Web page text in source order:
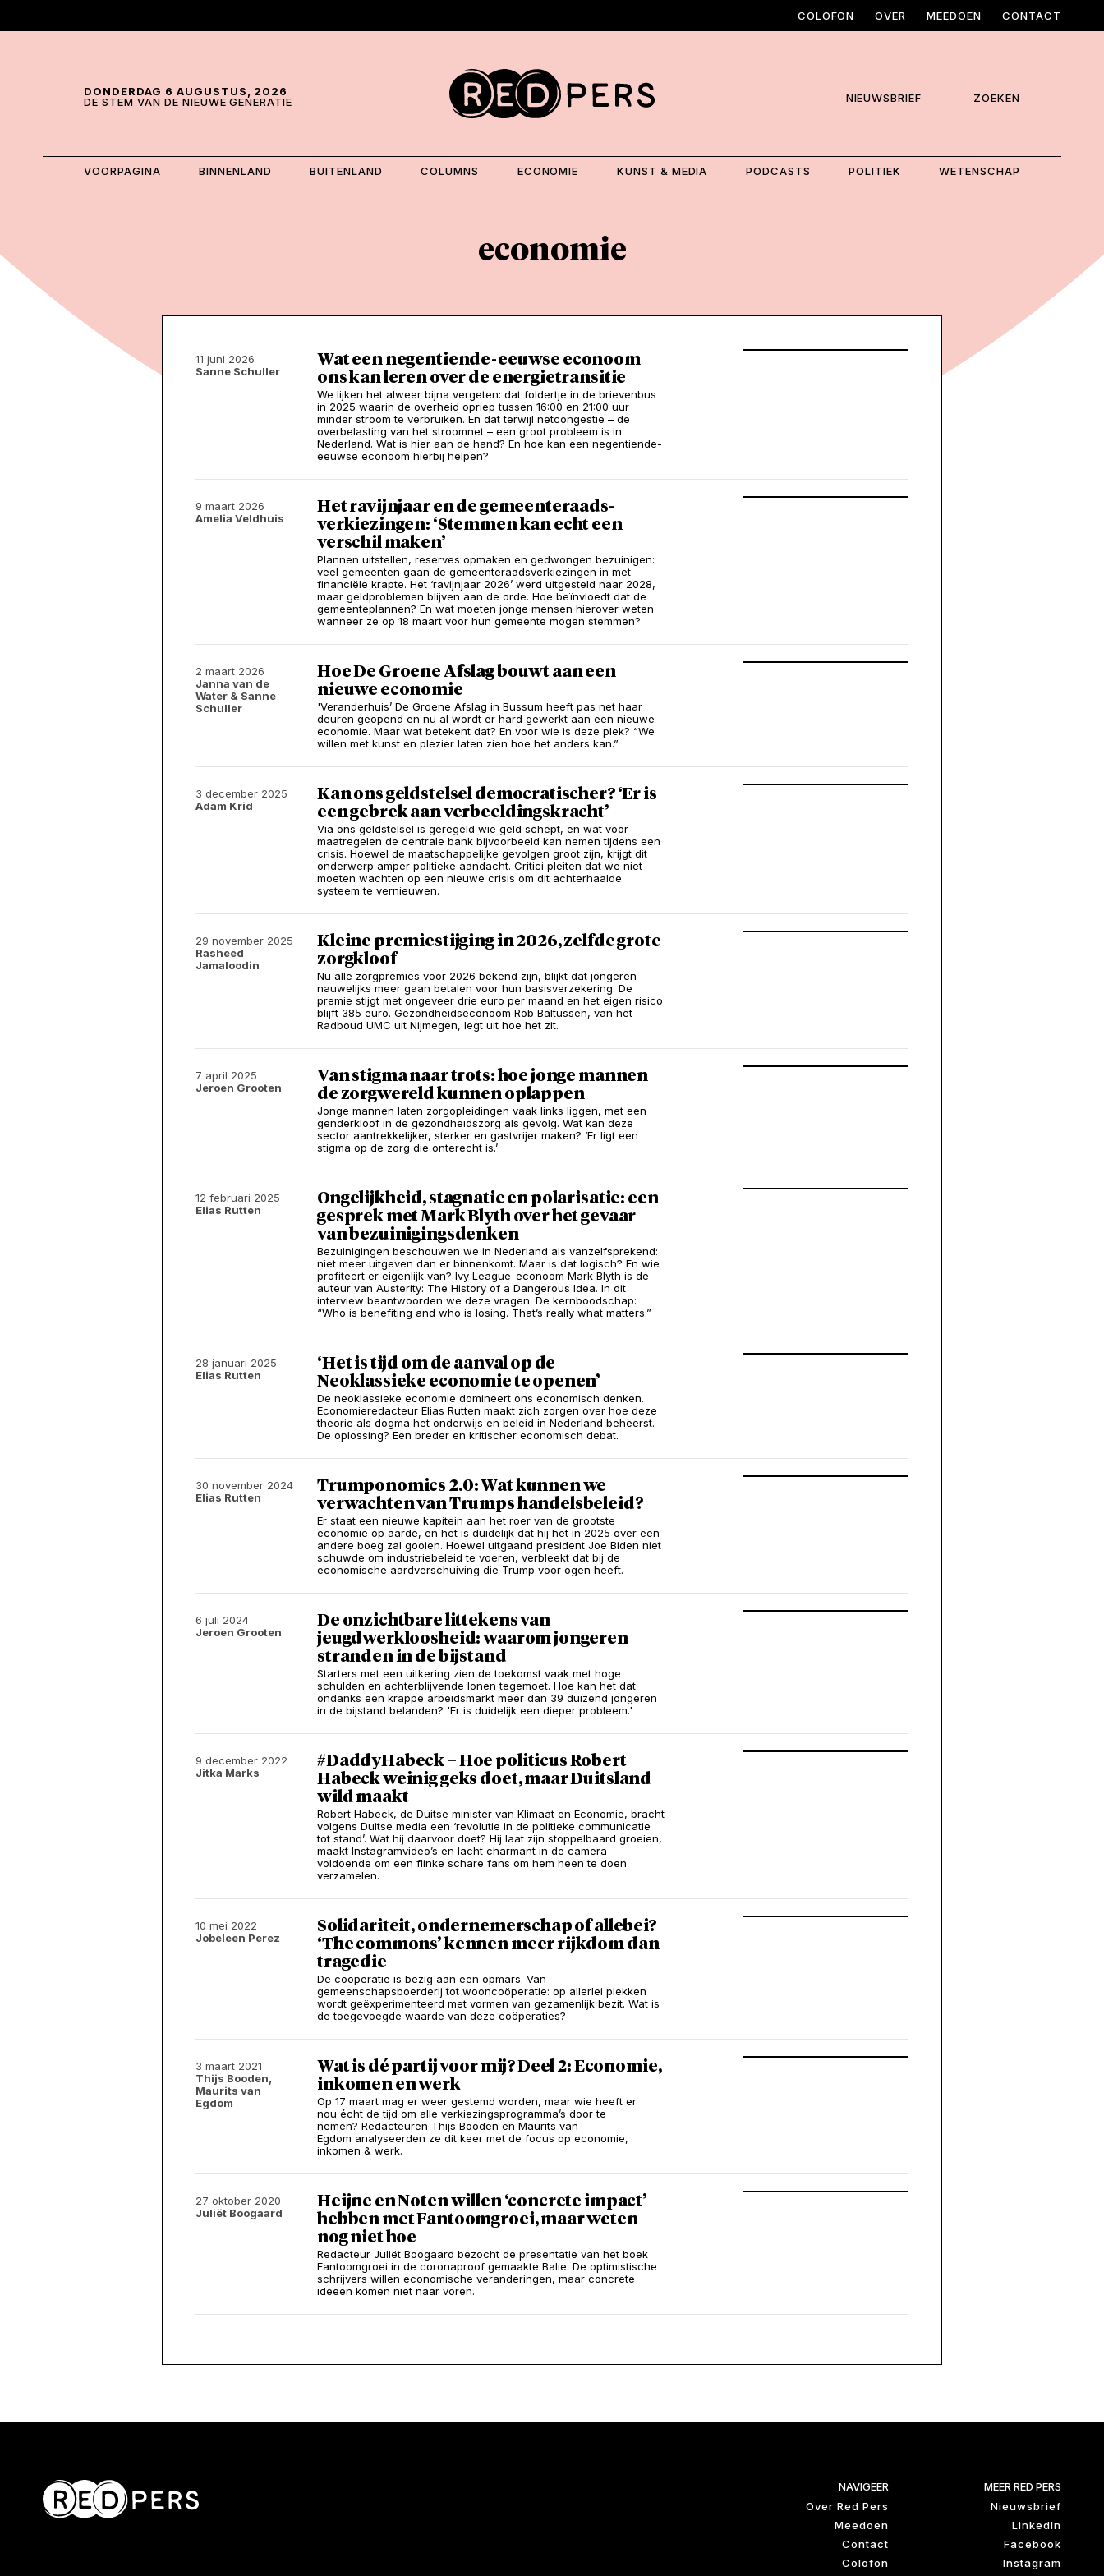
COLOFON OVER MEEDOEN CONTACT
DONDERDAG 6 AUGUSTUS, 2026
DE STEM VAN DE NIEUWE GENERATIE
NIEUWSBRIEF ZOEKEN
VOORPAGINA BINNENLAND BUITENLAND COLUMNS ECONOMIE KUNST & MEDIA PODCASTS POLITIEK WETENSCHAP
economie
11 juni 2026
Sanne Schuller
Wat een negentiende-eeuwse econoom
ons kan leren over de energietransitie
We lijken het alweer bijna vergeten: dat foldertje in de brievenbus
in 2025 waarin de overheid opriep tussen 16:00 en 21:00 uur
minder stroom te verbruiken. En dat terwijl netcongestie – de
overbelasting van het stroomnet – een groot probleem is in
Nederland. Wat is hier aan de hand? En hoe kan een negentiende-
eeuwse econoom hierbij helpen?
9 maart 2026
Amelia Veldhuis
Het ravijnjaar en de gemeenteraads­
verkiezingen: ‘Stemmen kan echt een
verschil maken’
Plannen uitstellen, reserves opmaken en gedwongen bezuinigen:
veel gemeenten gaan de gemeenteraadsverkiezingen in met
financiële krapte. Het ‘ravijnjaar 2026’ werd uitgesteld naar 2028,
maar geldproblemen blijven aan de orde. Hoe beïnvloedt dat de
gemeenteplannen? En wat moeten jonge mensen hierover weten
wanneer ze op 18 maart voor hun gemeente mogen stemmen?
2 maart 2026
Janna van de
Water & Sanne
Schuller
Hoe De Groene Afslag bouwt aan een
nieuwe economie
'Veranderhuis’ De Groene Afslag in Bussum heeft pas net haar
deuren geopend en nu al wordt er hard gewerkt aan een nieuwe
economie. Maar wat betekent dat? En voor wie is deze plek? “We
willen met kunst en plezier laten zien hoe het anders kan.”
3 december 2025
Adam Krid
Kan ons geldstelsel democratischer? ‘Er is
een gebrek aan verbeeldingskracht’
Via ons geldstelsel is geregeld wie geld schept, en wat voor
maatregelen de centrale bank bijvoorbeeld kan nemen tijdens een
crisis. Hoewel de maatschappelijke gevolgen groot zijn, krijgt dit
onderwerp amper politieke aandacht. Critici pleiten dat we niet
moeten wachten op een nieuwe crisis om dit achterhaalde
systeem te vernieuwen.
29 november 2025
Rasheed
Jamaloodin
Kleine premiestijging in 2026, zelfde grote
zorgkloof
Nu alle zorgpremies voor 2026 bekend zijn, blijkt dat jongeren
nauwelijks meer gaan betalen voor hun basisverzekering. De
premie stijgt met ongeveer drie euro per maand en het eigen risico
blijft 385 euro. Gezondheidseconoom Rob Baltussen, van het
Radboud UMC uit Nijmegen, legt uit hoe het zit.
7 april 2025
Jeroen Grooten
Van stigma naar trots: hoe jonge mannen
de zorgwereld kunnen oplappen
Jonge mannen laten zorgopleidingen vaak links liggen, met een
genderkloof in de gezondheidszorg als gevolg. Wat kan deze
sector aantrekkelijker, sterker en gastvrijer maken? ‘Er ligt een
stigma op de zorg die onterecht is.’
12 februari 2025
Elias Rutten
Ongelijkheid, stagnatie en polarisatie: een
gesprek met Mark Blyth over het gevaar
van bezuinigingsdenken
Bezuinigingen beschouwen we in Nederland als vanzelfsprekend:
niet meer uitgeven dan er binnenkomt. Maar is dat logisch? En wie
profiteert er eigenlijk van? Ivy League-econoom Mark Blyth is de
auteur van Austerity: The History of a Dangerous Idea. In dit
interview beantwoorden we deze vragen. De kernboodschap:
“Who is benefiting and who is losing. That’s really what matters.”
28 januari 2025
Elias Rutten
‘Het is tijd om de aanval op de
Neoklassieke economie te openen’
De neoklassieke economie domineert ons economisch denken.
Economieredacteur Elias Rutten maakt zich zorgen over hoe deze
theorie als dogma het onderwijs en beleid in Nederland beheerst.
De oplossing? Een breder en kritischer economisch debat.
30 november 2024
Elias Rutten
Trumponomics 2.0: Wat kunnen we
verwachten van Trumps handelsbeleid?
Er staat een nieuwe kapitein aan het roer van de grootste
economie op aarde, en het is duidelijk dat hij het in 2025 over een
andere boeg zal gooien. Hoewel uitgaand president Joe Biden niet
schuwde om industriebeleid te voeren, verbleekt dat bij de
economische aardverschuiving die Trump voor ogen heeft.
6 juli 2024
Jeroen Grooten
De onzichtbare littekens van
jeugdwerkloosheid: waarom jongeren
stranden in de bijstand
Starters met een uitkering zien de toekomst vaak met hoge
schulden en achterblijvende lonen tegemoet. Hoe kan het dat
ondanks een krappe arbeidsmarkt meer dan 39 duizend jongeren
in de bijstand belanden? 'Er is duidelijk een dieper probleem.'
9 december 2022
Jitka Marks
#DaddyHabeck – Hoe politicus Robert
Habeck weinig geks doet, maar Duitsland
wild maakt
Robert Habeck, de Duitse minister van Klimaat en Economie, bracht
volgens Duitse media een ‘revolutie in de politieke communicatie
tot stand’. Wat hij daarvoor doet? Hij laat zijn stoppelbaard groeien,
maakt Instagramvideo’s en lacht charmant in de camera –
voldoende om een flinke schare fans om hem heen te doen
verzamelen.
10 mei 2022
Jobeleen Perez
Solidariteit, ondernemerschap of allebei?
‘The commons’ kennen meer rijkdom dan
tragedie
De coöperatie is bezig aan een opmars. Van
gemeenschapsboerderij tot wooncoöperatie: op allerlei plekken
wordt geëxperimenteerd met vormen van gezamenlijk bezit. Wat is
de toegevoegde waarde van deze coöperaties?
3 maart 2021
Thijs Booden,
Maurits van
Egdom
Wat is dé partij voor mij? Deel 2: Economie,
inkomen en werk
Op 17 maart mag er weer gestemd worden, maar wie heeft er
nou écht de tijd om alle verkiezingsprogramma’s door te
nemen? Redacteuren Thijs Booden en Maurits van
Egdom analyseerden ze dit keer met de focus op economie,
inkomen & werk.
27 oktober 2020
Juliët Boogaard
Heijne en Noten willen ‘concrete impact’
hebben met Fantoomgroei, maar weten
nog niet hoe
Redacteur Juliët Boogaard bezocht de presentatie van het boek
Fantoomgroei in de coronaproof gemaakte Balie. De optimistische
schrijvers willen economische veranderingen, maar concrete
ideeën komen niet naar voren.
NAVIGEER
Over Red Pers
Meedoen
Contact
Colofon
MEER RED PERS
Nieuwsbrief
LinkedIn
Facebook
Instagram